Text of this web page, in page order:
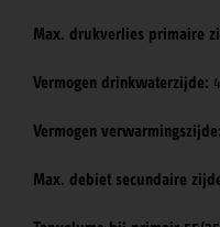
Max. drukverlies primaire
Vermogen drinkwaterzijde:
Vermogen verwarmingszijde:
Max. debiet secundaire